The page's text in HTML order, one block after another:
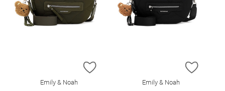
ZUR WUNSCHLISTE HINZUFÜGEN
Emily & Noah
ZUR
Emily & Noah